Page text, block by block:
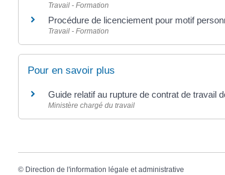
Travail - Formation
Procédure de licenciement pour motif
Travail - Formation
Pour en savoir plus
Guide relatif au rupture de contrat de travail
Ministère chargé du travail
© Direction de l'information légale et administrative